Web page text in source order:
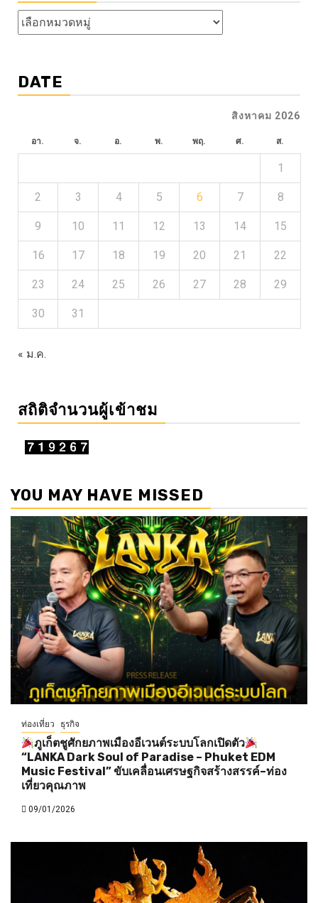
หัวข้อ
ข่าว
DATE
สิงหาคม 2026
อา. จ. อ. พ. พฤ. ศ. ส.
1
2 3 4 5 6 7 8
9 10 11 12 13 14 15
16 17 18 19 20 21 22
23 24 25 26 27 28 29
30 31
« ม.ค.
สถิติจำนวนผู้เข้าชม
YOU MAY HAVE MISSED
ท่องเที่ยว ธุรกิจ
ภูเก็ตชูศักยภาพเมืองอีเวนต์ระบบโลกเปิดตัว
“LANKA Dark Soul of Paradise – Phuket EDM
Music Festival” ขับเคลื่อนเศรษฐกิจสร้างสรรค์–ท่อง
เที่ยวคุณภาพ
09/01/2026